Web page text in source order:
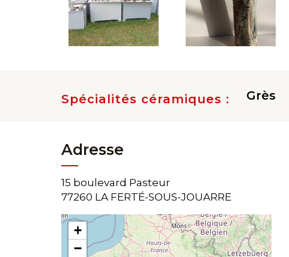
Spécialités céramiques : Grès
Adresse
15 boulevard Pasteur
77260 LA FERTÉ-SOUS-JOUARRE
+
−